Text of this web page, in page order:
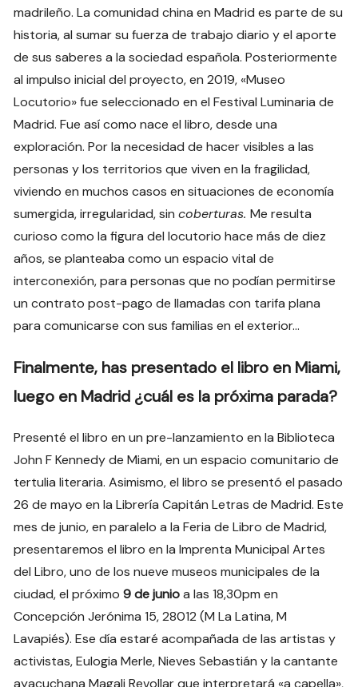
madrileño. La comunidad china en Madrid es parte de su
historia, al sumar su fuerza de trabajo diario y el aporte
de sus saberes a la sociedad española. Posteriormente
al impulso inicial del proyecto, en 2019, «Museo
Locutorio» fue seleccionado en el Festival Luminaria de
Madrid. Fue así como nace el libro, desde una
exploración. Por la necesidad de hacer visibles a las
personas y los territorios que viven en la fragilidad,
viviendo en muchos casos en situaciones de economía
sumergida, irregularidad, sincoberturas.Me resulta
curioso como la figura del locutorio hace más de diez
años, se planteaba como un espacio vital de
interconexión, para personas que no podían permitirse
un contrato post-pago de llamadas con tarifa plana
para comunicarse con sus familias en el exterior…
Finalmente, has presentado el libro en Miami,
luego en Madrid ¿cuál es la próxima parada?
Presenté el libro en un pre-lanzamiento en la Biblioteca
John F Kennedy de Miami, en un espacio comunitario de
tertulia literaria. Asimismo, el libro se presentó el pasado
26 de mayo en la Librería Capitán Letras de Madrid. Este
mes de junio, en paralelo a la Feria de Libro de Madrid,
presentaremos el libro en la Imprenta Municipal Artes
del Libro, uno de los nueve museos municipales de la
ciudad, el próximo9 de junioa las 18,30pm en
Concepción Jerónima 15, 28012 (M La Latina, M
Lavapiés). Ese día estaré acompañada de las artistas y
activistas, Eulogia Merle, Nieves Sebastián y la cantante